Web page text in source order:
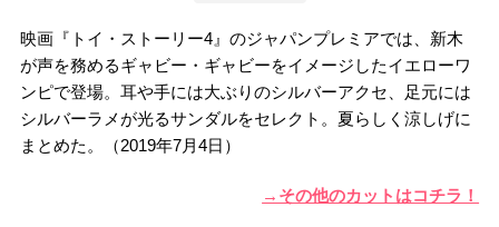
映画『トイ・ストーリー4』のジャパンプレミアでは、新木
が声を務めるギャビー・ギャビーをイメージしたイエローワ
ンピで登場。耳や手には大ぶりのシルバーアクセ、足元には
シルバーラメが光るサンダルをセレクト。夏らしく涼しげに
まとめた。（2019年7月4日）
→その他のカットはコチラ！